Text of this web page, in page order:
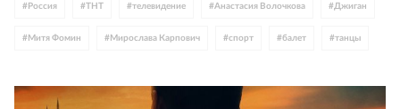
# Россия #ТНТ #телевидение #Анастасия Волочкова # Джиган
# Митя Фомин # Мирослава Карпович #спорт #балет #танцы